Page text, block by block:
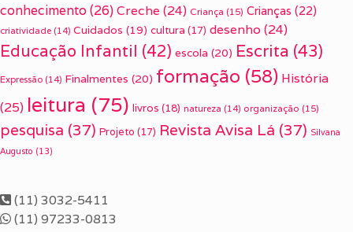
conhecimento(26) Creche (24) Criança (15) Crianças (22)
criatividade (14) Cuidados (19) cultura (17) desenho (24)
Educação Infantil (42) escola (20) Escrita (43)
Expressão (14) Finalmentes (20) formação (58) História
(25) leitura (75) livros (18) natureza (14) organização (15)
pesquisa (37) Projeto (17) Revista Avisa Lá (37) Silvana
Augusto (13)
(11) 3032-5411
(11) 97233-0813